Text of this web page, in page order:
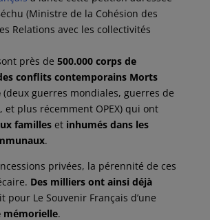
(Ministre de la Cohésion des
Relations avec les collectivités
près de 500.000 corps de
conflits contemporains Morts
(deux guerres mondiales, guerres de
et plus récemment OPEX) qui ont
familleset inhumés dans les
.
privées, la pérennité de ces
Des milliers ont ainsi déjà
pour Le Souvenir Français d’une
mémorielle.